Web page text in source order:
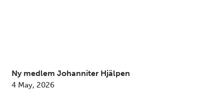
Ny medlem Johanniter Hjälpen
4 May, 2026